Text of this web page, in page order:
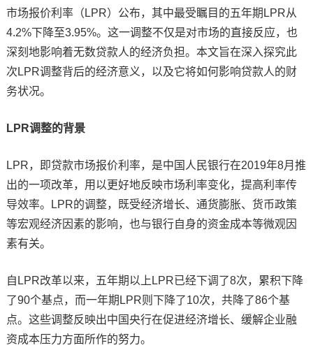
市场报价利率（LPR）公布，其中最受瞩目的五年期LPR从
4.2%下降至3.95%。这一调整不仅是对市场的直接反应，也
深刻地影响着无数贷款人的经济负担。本文旨在深入探究此
次LPR调整背后的经济意义，以及它将如何影响贷款人的财
务状况。
LPR调整的背景
LPR，即贷款市场报价利率，是中国人民银行在2019年8月推
出的一项改革，用以更好地反映市场利率变化，提高利率传
导效率。LPR的调整，既受经济增长、通货膨胀、货币政策
等宏观经济因素的影响，也与银行自身的资金成本等微观因
素有关。
自LPR改革以来，五年期以上LPR已经下调了8次，累积下降
了90个基点，而一年期LPR则下降了10次，共降了86个基
点。这些调整反映出中国央行在促进经济增长、缓解企业融
资成本压力方面所作的努力。